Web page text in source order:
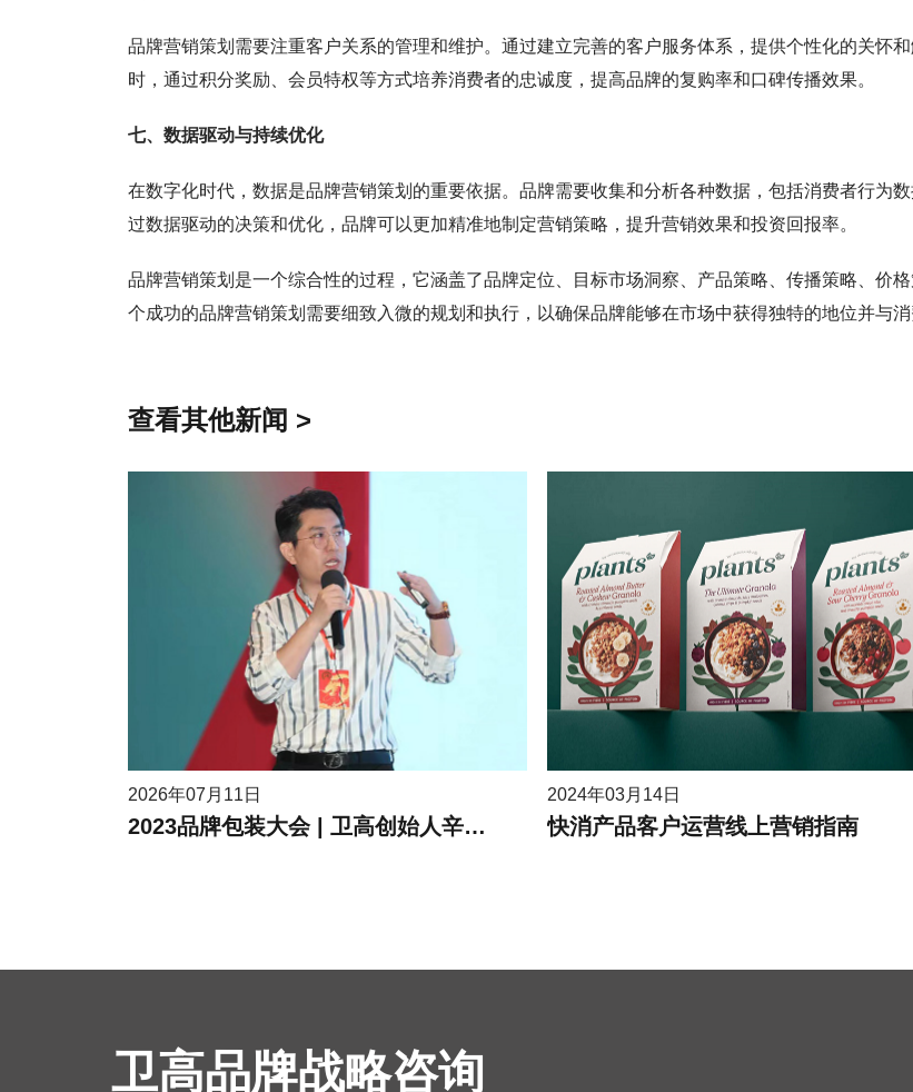
品牌营销策划需要注重客户关系的管理和维护。通过建立完善的客户服务体系，提供个性化的关怀
时，通过积分奖励、会员特权等方式培养消费者的忠诚度，提高品牌的复购率和口碑传播效果。
七、数据驱动与持续优化
在数字化时代，数据是品牌营销策划的重要依据。品牌需要收集和分析各种数据，包括消费者行为
过数据驱动的决策和优化，品牌可以更加精准地制定营销策略，提升营销效果和投资回报率。
品牌营销策划是一个综合性的过程，它涵盖了品牌定位、目标市场洞察、产品策略、传播策略、价
个成功的品牌营销策划需要细致入微的规划和执行，以确保品牌能够在市场中获得独特的地位并与消
查看其他新闻 >
2026年07月11日
2023品牌包装大会 | 卫高创始人辛高卫作为受邀嘉宾进行现场分享
2024年03月14日
快消产品客户运营线上营销指南
卫高品牌战略咨询